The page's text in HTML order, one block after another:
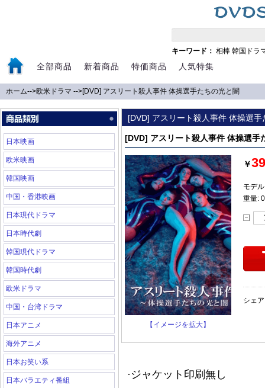
キーワード： 相棒 韓国ドラ
全部商品 新着商品 特価商品 人気特集
ホーム-->欧米ドラマ -->[DVD] アスリート殺人事件 体操選手たちの光と闇
日本映画
欧米映画
韓国映画
中国・香港映画
日本現代ドラマ
日本時代劇
韓国現代ドラマ
韓国時代劇
欧米ドラマ
中国・台湾ドラマ
日本アニメ
海外アニメ
日本お笑い系
日本バラエティ番組
[DVD] アスリート殺人事件 体操選手
[DVD] アスリート殺人事件 体操選手
【イメージを拡大】
￥
モデ
重量:
シェ
·ジャケット印刷無し